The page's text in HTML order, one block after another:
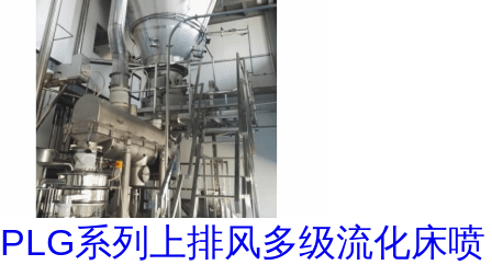
PLG系列上排风多级流化床喷